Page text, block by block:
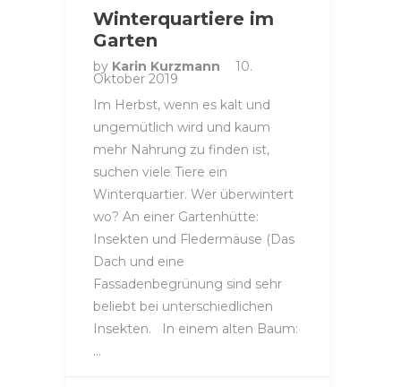
Winterquartiere im
Garten
by Karin Kurzmann 10.
Oktober 2019
Im Herbst, wenn es kalt und
ungemütlich wird und kaum
mehr Nahrung zu finden ist,
suchen viele Tiere ein
Winterquartier. Wer überwintert
wo? An einer Gartenhütte:
Insekten und Fledermäuse (Das
Dach und eine
Fassadenbegrünung sind sehr
beliebt bei unterschiedlichen
Insekten. In einem alten Baum:
…